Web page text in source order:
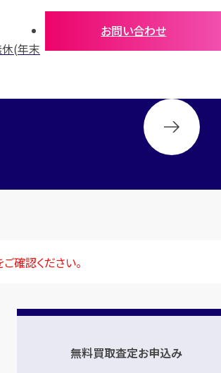
休(年末
お問い合わせ
ご確認ください。
無料買取査定お申込み